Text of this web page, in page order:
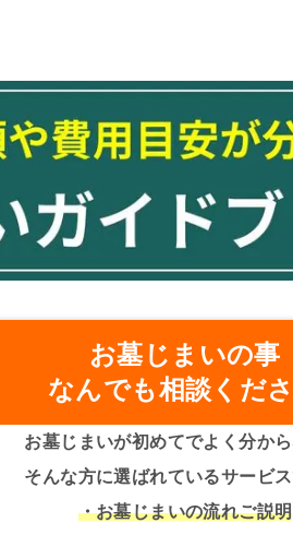
お墓じまいの事
なんでも相談くだ
お墓じまいが初めてでよく分から
そんな方に選ばれているサービス
・お墓じまいの流れご説明